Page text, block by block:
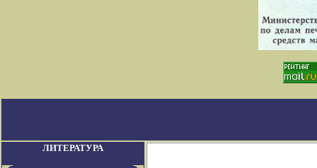
ЛИТЕРАТУРА